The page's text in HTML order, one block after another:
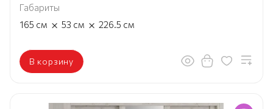
Габариты
165 см × 53 см × 226.5 см
В корзину